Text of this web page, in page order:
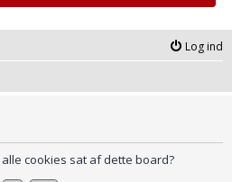
Log ind
cookies sat af dette board?